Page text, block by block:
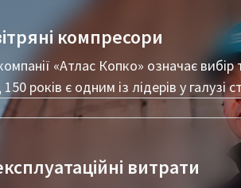
знати про процес
зробити процес пневматичного
більш ефективним.
компресори
«Атлас Копко» означає вибір
років є одним із лідерів у галузі
витрати